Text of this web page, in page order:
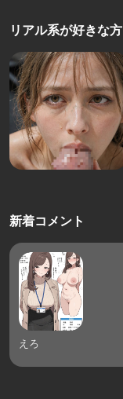
リアル系が好きな方
新着コメント
えろ